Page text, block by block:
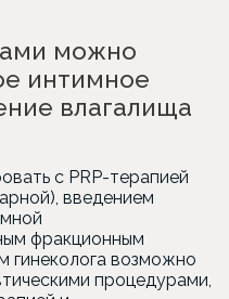
можно
интимное
влагалища
с PRP-терапией
введением
фракционным
гинеколога возможно
процедурами,